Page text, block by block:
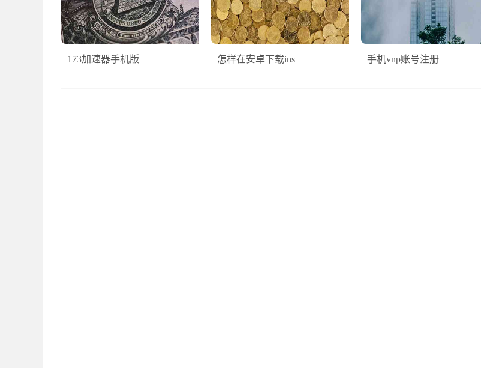
173加速器手机版 怎样在安卓下载ins 手机vnp账号注册